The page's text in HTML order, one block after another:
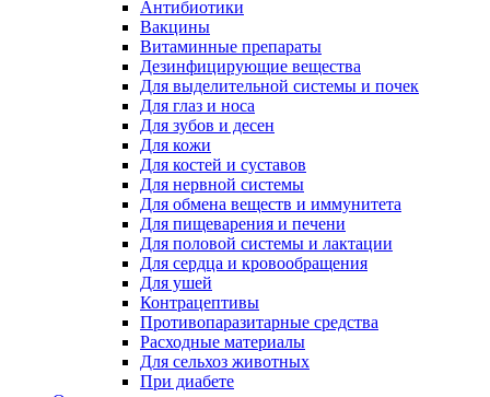
Антибиотики
Вакцины
Витаминные препараты
Дезинфицирующие вещества
Для выделительной системы и почек
Для глаз и носа
Для зубов и десен
Для кожи
Для костей и суставов
Для нервной системы
Для обмена веществ и иммунитета
Для пищеварения и печени
Для половой системы и лактации
Для сердца и кровообращения
Для ушей
Контрацептивы
Противопаразитарные средства
Расходные материалы
Для сельхоз животных
При диабете